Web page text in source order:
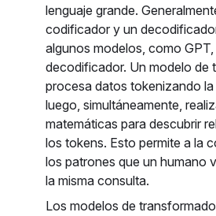
lenguaje grande.
codificador y un
algunos modelos, como
decodificador. Un modelo de
procesa datos tokenizando
luego, simultáneamente,
matemáticas para descubrir
los tokens. Esto permite a la
los patrones que un humano
la misma consulta.
Los modelos de